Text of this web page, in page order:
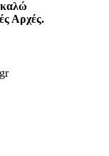
Αρχές.